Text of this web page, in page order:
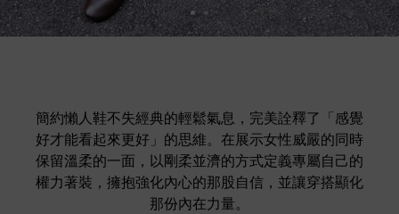
簡約懶人鞋不失經典的輕鬆氣息，完美詮釋了「感覺
好才能看起來更好」的思維。在展示女性威嚴的同時
保留溫柔的一面，以剛柔並濟的方式定義專屬自己的
權力著裝，擁抱強化內心的那股自信，並讓穿搭顯化
那份內在力量。